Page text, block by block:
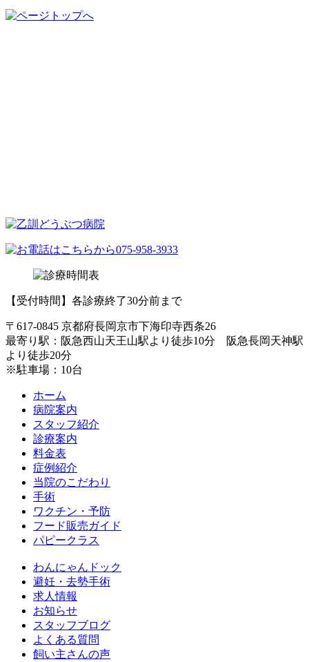
【受付時間】各診療終了30分前まで
〒617-0845 京都府長岡京市下海印寺西条26
最寄り駅：阪急西山天王山駅より徒歩10分 阪急長岡天神駅
より徒歩20分
※駐車場：10台
ホーム
病院案内
スタッフ紹介
診療案内
料金表
症例紹介
当院のこだわり
手術
ワクチン・予防
フード販売ガイド
パピークラス
わんにゃんドック
避妊・去勢手術
求人情報
お知らせ
スタッフブログ
よくある質問
飼い主さんの声